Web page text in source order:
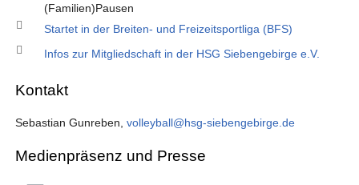
(Familien)Pausen
Startet in der Breiten- und Freizeitsportliga (BFS)
Infos zur Mitgliedschaft in der HSG Siebengebirge e.V.
Kontakt
Sebastian Gunreben, volleyball@hsg-siebengebirge.de
Medienpräsenz und Presse